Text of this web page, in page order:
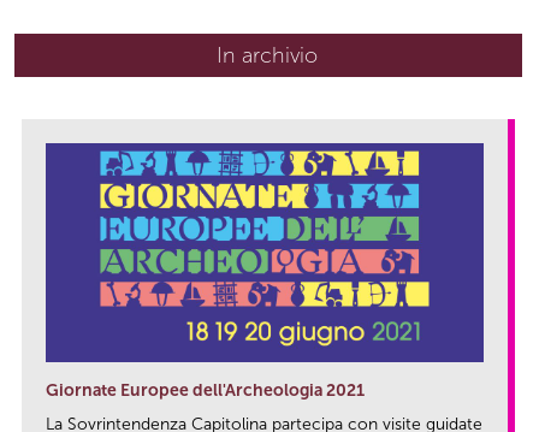
In archivio
Giornate Europee dell'Archeologia 2021
La Sovrintendenza Capitolina partecipa con visite guidate